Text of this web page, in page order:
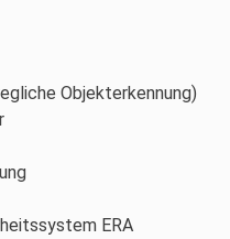
Objekterkennung)
ERA